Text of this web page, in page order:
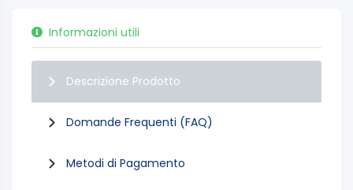
Informazioni utili
Descrizione Prodotto
Domande Frequenti (FAQ)
Metodi di Pagamento